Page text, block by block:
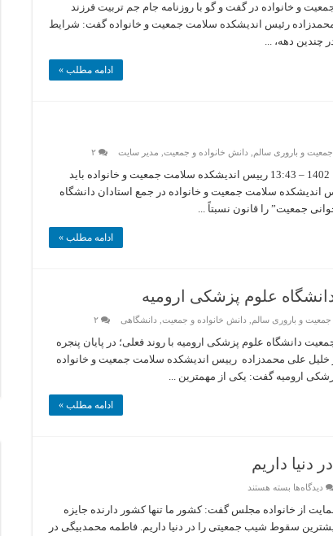
و خانواده در گفت و گو با روزنامه جام جم تربیت فرزند
رئیس اندیشکده سلامت جمعیت و خانواده گفت: شرایط
چندین دهه، ...
ادامه مطلب »
جمعیت و باروری سالم دانش خانواده و جمعیت مدیر سایت ۲
کد خبر: 237364 تاریخ انتشار: سه شنبه 29 فروردين 1402 – 13:43 رییس اندیشکده سلامت جمعیت و خانواده باید
اندیشکده سلامت جمعیت و خانواده در جمع استادان دانشگاه
جمعیت” را قانون نسبتاً ...
ادامه مطلب »
علوم پزشکی ارومیه
جمعیت و باروری سالم دانش خانواده و جمعیت دانشگاهی ۲
دانشگاه علوم پزشکی ارومیه با روند فعلی؛ در پایان پنجره
خلیل علی محمدزاده رییس اندیشکده سلامت جمعیت و خانواده
ارومیه گفت: یکی از مهمترین ...
ادامه مطلب »
داریم
دیدگاه‌ها برای
سقوط
شیب
جمعیتی
بسته هستند
جمعیت و حمایت از خانواده مجلس گفت: کشور ما تنها کشور دارنده جایزه
سقوط شیب جمعیتی را در دنیا داریم. فاطمه محمدبیگی در